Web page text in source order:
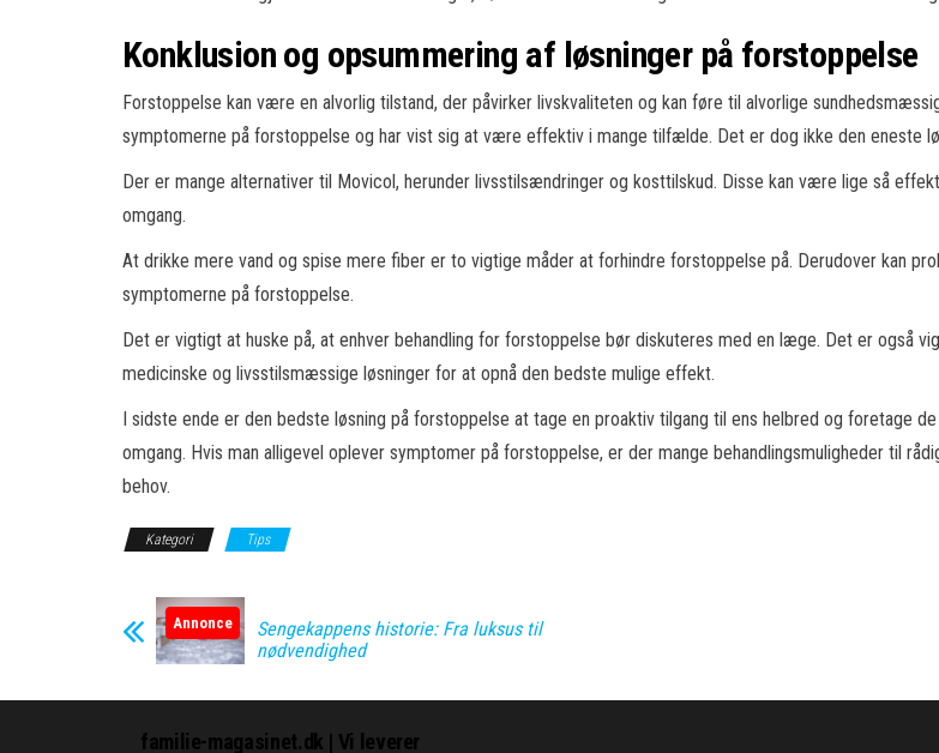
Konklusion og opsummering af løsninger på forstoppelse
Forstoppelse kan være en alvorlig tilstand, der påvirker livskvaliteten og kan føre til alvorlige
symptomerne på forstoppelse og har vist sig at være effektiv i mange tilfælde. Det er dog ikke den eneste
Der er mange alternativer til Movicol, herunder livsstilsændringer og kosttilskud. Disse kan være lige så
omgang.
At drikke mere vand og spise mere fiber er to vigtige måder at forhindre forstoppelse på. Derudover kan
symptomerne på forstoppelse.
Det er vigtigt at huske på, at enhver behandling for forstoppelse bør diskuteres med en læge. Det er også
medicinske og livsstilsmæssige løsninger for at opnå den bedste mulige effekt.
I sidste ende er den bedste løsning på forstoppelse at tage en proaktiv tilgang til ens helbred og foretage
omgang. Hvis man alligevel oplever symptomer på forstoppelse, er der mange behandlingsmuligheder til
behov.
Kategori Tips
Annonce
Sengekappens historie: Fra luksus til
nødvendighed
familie-magasinet.dk | Vi leverer